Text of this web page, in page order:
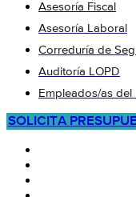
Asesoría Fiscal
Asesoría Laboral
Correduría de
Auditoría LOPD
Empleados/as del
SOLICITA